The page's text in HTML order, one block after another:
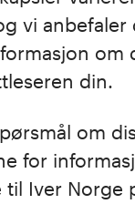
vi anbefaler
om
din.
om
for
til Iver Norge